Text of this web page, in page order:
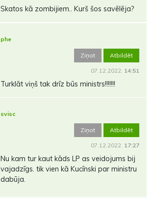
Skatos kā zombijiem.. Kurš šos savēlēja?
phe
Ziņot Atbildēt
07.12.2022. 14:51
Turklāt viņš tak drīz būs ministrs!!!!!!!
svisc
Ziņot Atbildēt
07.12.2022. 17:27
Nu kam tur kaut kāds LP as veidojums bij
vajadzīgs. tik vien kā Kucīnski par ministru
dabūja.